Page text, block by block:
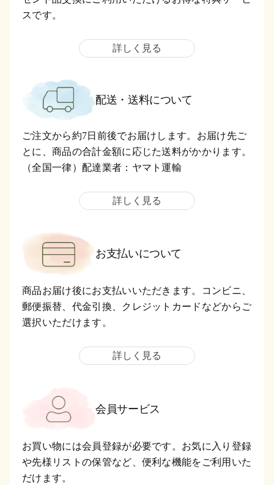
スです。
詳しく見る
配送・送料について
ご注文から約7日前後でお届けします。お届け先ご
とに、商品の合計金額に応じた送料がかかります。
（全国一律）配達業者：ヤマト運輸
詳しく見る
お支払いについて
商品お届け後にお支払いいただきます。コンビニ、
郵便振替、代金引換、クレジットカードなどからご
選択いただけます。
詳しく見る
会員サービス
お買い物には会員登録が必要です。お気に入り登録
や先様リストの保管など、便利な機能をご利用いた
だけます。